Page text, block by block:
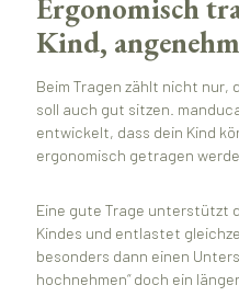
Ergonomisch
Kind,
Beim Tragen zählt nicht nur,
soll auch gut sitzen.
entwickelt, dass dein Kind
ergonomisch getragen
Eine gute Trage unterstützt
Kindes und entlastet
besonders dann einen
hochnehmen“ doch ein